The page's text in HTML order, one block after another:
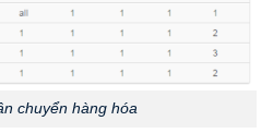
chuyển hàng hóa